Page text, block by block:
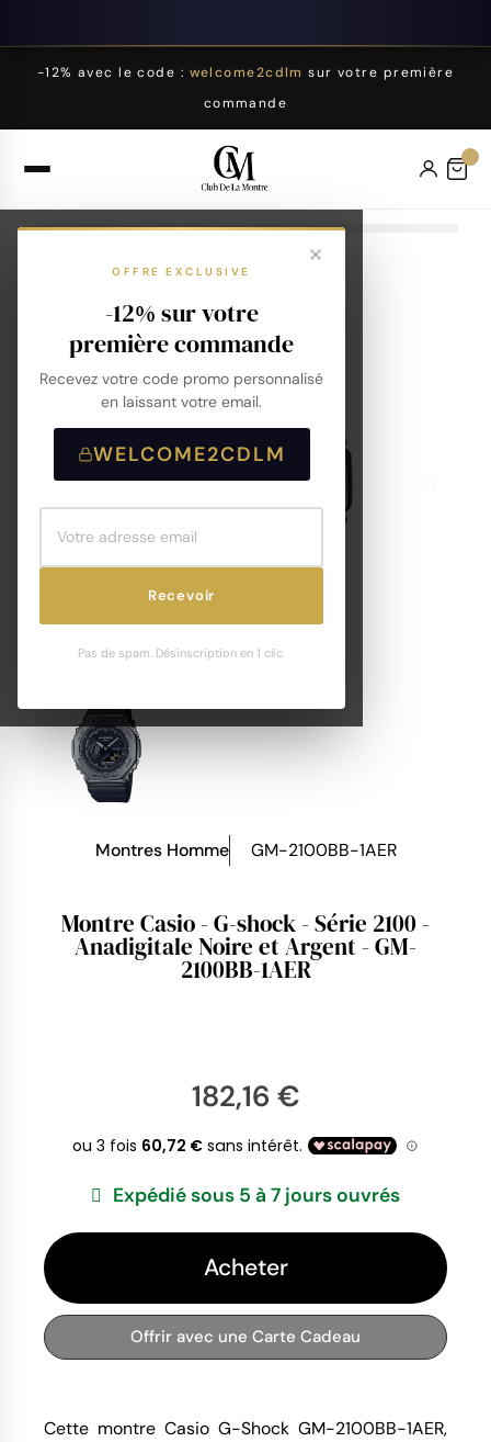
-12% avec le code : welcome2cdlm sur votre première
commande
OFFRE EXCLUSIVE
-12% sur votre
première commande
Recevez votre code promo personnalisé
en laissant votre email.
WELCOME2CDLM
Recevoir
Pas de spam. Désinscription en 1 clic.
Montres Homme GM-2100BB-1AER
Montre Casio - G-shock - Série 2100 -
Anadigitale Noire et Argent - GM-
2100BB-1AER
182,16 €
Expédié sous 5 à 7 jours ouvrés
Acheter
Offrir avec une Carte Cadeau
Cette montre Casio G-Shock GM-2100BB-1AER,